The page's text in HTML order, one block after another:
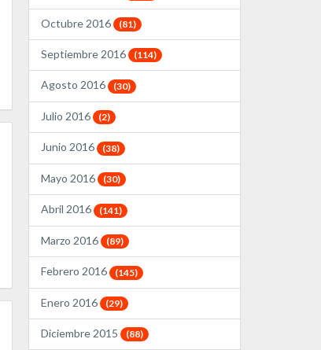
Octubre 2016 (81)
Septiembre 2016 (114)
Agosto 2016 (30)
Julio 2016 (2)
Junio 2016 (38)
Mayo 2016 (30)
Abril 2016 (141)
Marzo 2016 (89)
Febrero 2016 (145)
Enero 2016 (29)
Diciembre 2015 (88)